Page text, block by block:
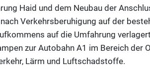
Haid und dem Neubau der
Verkehrsberuhigung auf der
auf die Umfahrung
zur Autobahn A1 im Bereich der
Lärm und Luftschadstoffe.